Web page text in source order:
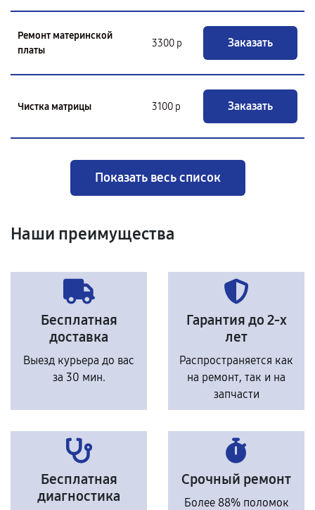
Ремонт материнской
платы
3300 р Заказать
Чистка матрицы 3100 р Заказать
Показать весь список
Наши преимущества
Бесплатная
доставка
Выезд курьера до вас
за 30 мин.
Гарантия до 2-х
лет
Распространяется как
на ремонт, так и на
запчасти
Бесплатная
диагностика
Срочный ремонт
Более 88% поломок